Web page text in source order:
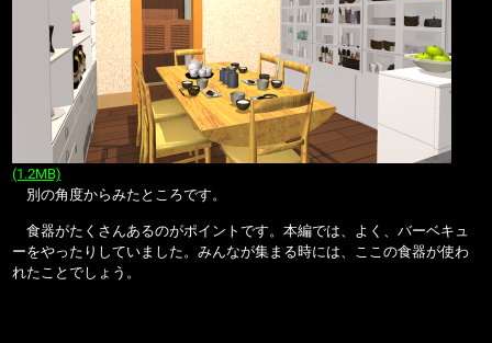
(1.2MB)
別の角度からみたところです。
食器がたくさんあるのがポイントです。本編では、よく、バーベキュ
ーをやったりしていました。みんなが集まる時には、ここの食器が使わ
れたことでしょう。